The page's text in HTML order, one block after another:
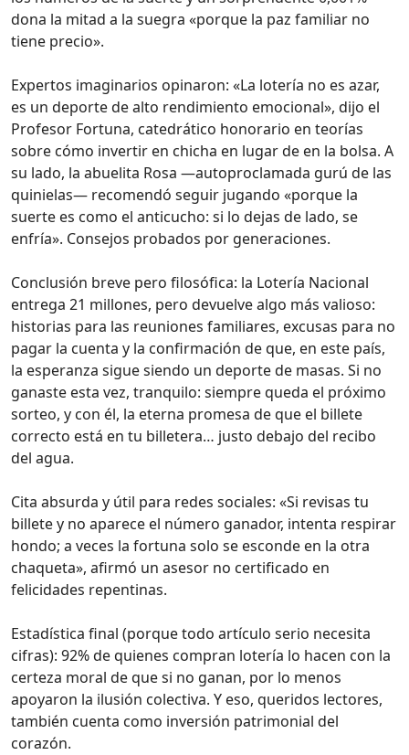
dona la mitad a la suegra «porque la paz familiar no
tiene precio».
Expertos imaginarios opinaron: «La lotería no es azar,
es un deporte de alto rendimiento emocional», dijo el
Profesor Fortuna, catedrático honorario en teorías
sobre cómo invertir en chicha en lugar de en la bolsa. A
su lado, la abuelita Rosa —autoproclamada gurú de las
quinielas— recomendó seguir jugando «porque la
suerte es como el anticucho: si lo dejas de lado, se
enfría». Consejos probados por generaciones.
Conclusión breve pero filosófica: la Lotería Nacional
entrega 21 millones, pero devuelve algo más valioso:
historias para las reuniones familiares, excusas para no
pagar la cuenta y la confirmación de que, en este país,
la esperanza sigue siendo un deporte de masas. Si no
ganaste esta vez, tranquilo: siempre queda el próximo
sorteo, y con él, la eterna promesa de que el billete
correcto está en tu billetera… justo debajo del recibo
del agua.
Cita absurda y útil para redes sociales: «Si revisas tu
billete y no aparece el número ganador, intenta respirar
hondo; a veces la fortuna solo se esconde en la otra
chaqueta», afirmó un asesor no certificado en
felicidades repentinas.
Estadística final (porque todo artículo serio necesita
cifras): 92% de quienes compran lotería lo hacen con la
certeza moral de que si no ganan, por lo menos
apoyaron la ilusión colectiva. Y eso, queridos lectores,
también cuenta como inversión patrimonial del
corazón.